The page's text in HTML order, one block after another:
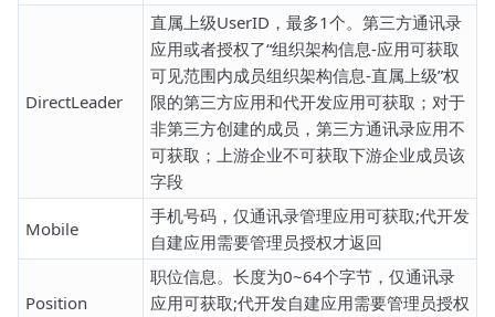
DirectLeader
直属上级UserID，最多1个。第三方通讯录
应用或者授权了“组织架构信息-应用可获取
可见范围内成员组织架构信息-直属上级”权
限的第三方应用和代开发应用可获取；对于
非第三方创建的成员，第三方通讯录应用不
可获取；上游企业不可获取下游企业成员该
字段
Mobile
手机号码，仅通讯录管理应用可获取;代开发
自建应用需要管理员授权才返回
Position
职位信息。长度为0~64个字节，仅通讯录
应用可获取;代开发自建应用需要管理员授权